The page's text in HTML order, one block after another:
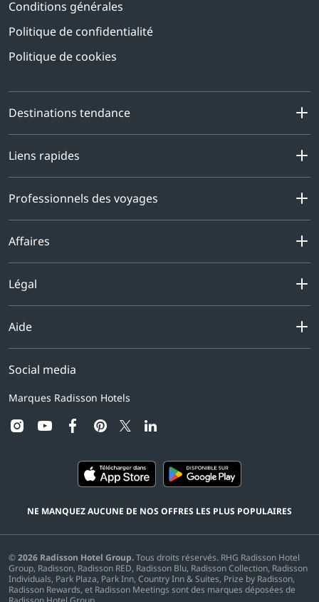
Conditions générales
Politique de confidentialité
Politique de cookies
Destinations tendance
Liens rapides
Professionnels des voyages
Affaires
Légal
Aide
Social media
Marques Radisson Hotels
instagram
youtubefacebook
pinterest
twitter
NE MANQUEZ AUCUNE DE NOS OFFRES LES PLUS POPULAIRES
©2026 Radisson Hotel Group.Tous droits réservés. RHG Radisson Hotel
Group, Radisson, Radisson RED, Radisson Blu, Radisson Collection, Radisson
Individuals, Park Plaza, Park Inn, Country Inn & Suites, Prize by Radisson,
Radisson Rewards, et Radisson Meetings sont des marques déposées de